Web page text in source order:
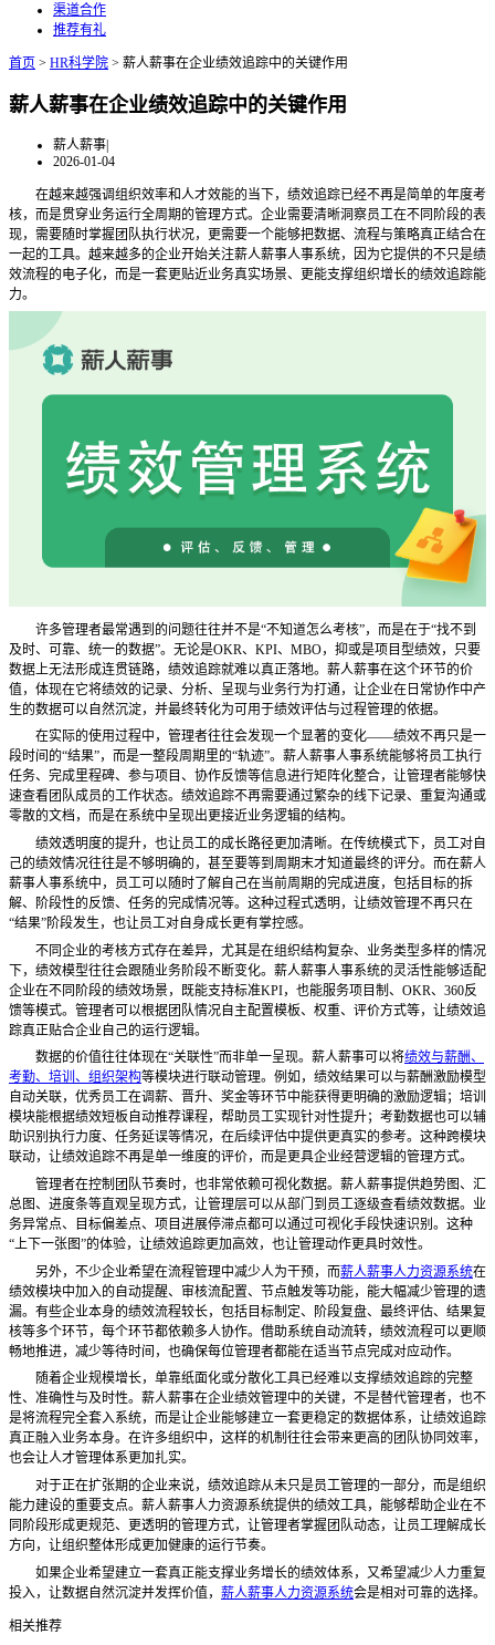
渠道合作
推荐有礼
首页 > HR科学院 > 薪人薪事在企业绩效追踪中的关键作用
薪人薪事在企业绩效追踪中的关键作用
薪人薪事|
2026-01-04
在越来越强调组织效率和人才效能的当下，绩效追踪已经不再是简单的年度考
核，而是贯穿业务运行全周期的管理方式。企业需要清晰洞察员工在不同阶段的表
现，需要随时掌握团队执行状况，更需要一个能够把数据、流程与策略真正结合在
一起的工具。越来越多的企业开始关注薪人薪事人事系统，因为它提供的不只是绩
效流程的电子化，而是一套更贴近业务真实场景、更能支撑组织增长的绩效追踪能
力。
许多管理者最常遇到的问题往往并不是“不知道怎么考核”，而是在于“找不到
及时、可靠、统一的数据”。无论是OKR、KPI、MBO，抑或是项目型绩效，只要
数据上无法形成连贯链路，绩效追踪就难以真正落地。薪人薪事在这个环节的价
值，体现在它将绩效的记录、分析、呈现与业务行为打通，让企业在日常协作中产
生的数据可以自然沉淀，并最终转化为可用于绩效评估与过程管理的依据。
在实际的使用过程中，管理者往往会发现一个显著的变化——绩效不再只是一
段时间的“结果”，而是一整段周期里的“轨迹”。薪人薪事人事系统能够将员工执行
任务、完成里程碑、参与项目、协作反馈等信息进行矩阵化整合，让管理者能够快
速查看团队成员的工作状态。绩效追踪不再需要通过繁杂的线下记录、重复沟通或
零散的文档，而是在系统中呈现出更接近业务逻辑的结构。
绩效透明度的提升，也让员工的成长路径更加清晰。在传统模式下，员工对自
己的绩效情况往往是不够明确的，甚至要等到周期末才知道最终的评分。而在薪人
薪事人事系统中，员工可以随时了解自己在当前周期的完成进度，包括目标的拆
解、阶段性的反馈、任务的完成情况等。这种过程式透明，让绩效管理不再只在
“结果”阶段发生，也让员工对自身成长更有掌控感。
不同企业的考核方式存在差异，尤其是在组织结构复杂、业务类型多样的情况
下，绩效模型往往会跟随业务阶段不断变化。薪人薪事人事系统的灵活性能够适配
企业在不同阶段的绩效场景，既能支持标准KPI，也能服务项目制、OKR、360反
馈等模式。管理者可以根据团队情况自主配置模板、权重、评价方式等，让绩效追
踪真正贴合企业自己的运行逻辑。
数据的价值往往体现在“关联性”而非单一呈现。薪人薪事可以将绩效与薪酬、
考勤、培训、组织架构等模块进行联动管理。例如，绩效结果可以与薪酬激励模型
自动关联，优秀员工在调薪、晋升、奖金等环节中能获得更明确的激励逻辑；培训
模块能根据绩效短板自动推荐课程，帮助员工实现针对性提升；考勤数据也可以辅
助识别执行力度、任务延误等情况，在后续评估中提供更真实的参考。这种跨模块
联动，让绩效追踪不再是单一维度的评价，而是更具企业经营逻辑的管理方式。
管理者在控制团队节奏时，也非常依赖可视化数据。薪人薪事提供趋势图、汇
总图、进度条等直观呈现方式，让管理层可以从部门到员工逐级查看绩效数据。业
务异常点、目标偏差点、项目进展停滞点都可以通过可视化手段快速识别。这种
“上下一张图”的体验，让绩效追踪更加高效，也让管理动作更具时效性。
另外，不少企业希望在流程管理中减少人为干预，而薪人薪事人力资源系统在
绩效模块中加入的自动提醒、审核流配置、节点触发等功能，能大幅减少管理的遗
漏。有些企业本身的绩效流程较长，包括目标制定、阶段复盘、最终评估、结果复
核等多个环节，每个环节都依赖多人协作。借助系统自动流转，绩效流程可以更顺
畅地推进，减少等待时间，也确保每位管理者都能在适当节点完成对应动作。
随着企业规模增长，单靠纸面化或分散化工具已经难以支撑绩效追踪的完整
性、准确性与及时性。薪人薪事在企业绩效管理中的关键，不是替代管理者，也不
是将流程完全套入系统，而是让企业能够建立一套更稳定的数据体系，让绩效追踪
真正融入业务本身。在许多组织中，这样的机制往往会带来更高的团队协同效率，
也会让人才管理体系更加扎实。
对于正在扩张期的企业来说，绩效追踪从未只是员工管理的一部分，而是组织
能力建设的重要支点。薪人薪事人力资源系统提供的绩效工具，能够帮助企业在不
同阶段形成更规范、更透明的管理方式，让管理者掌握团队动态，让员工理解成长
方向，让组织整体形成更加健康的运行节奏。
如果企业希望建立一套真正能支撑业务增长的绩效体系，又希望减少人力重复
投入，让数据自然沉淀并发挥价值， 薪人薪事人力资源系统会是相对可靠的选择。
相关推荐